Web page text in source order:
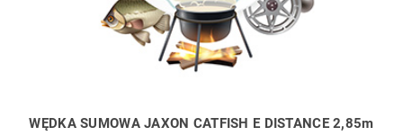
WĘDKA SUMOWA JAXON CATFISH E DISTANCE 2,85m